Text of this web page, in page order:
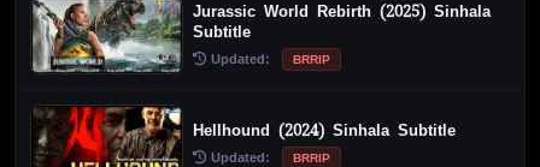
Jurassic World Rebirth (2025) Sinhala
Subtitle
Updated: BRRIP
Hellhound (2024) Sinhala Subtitle
Updated: BRRIP